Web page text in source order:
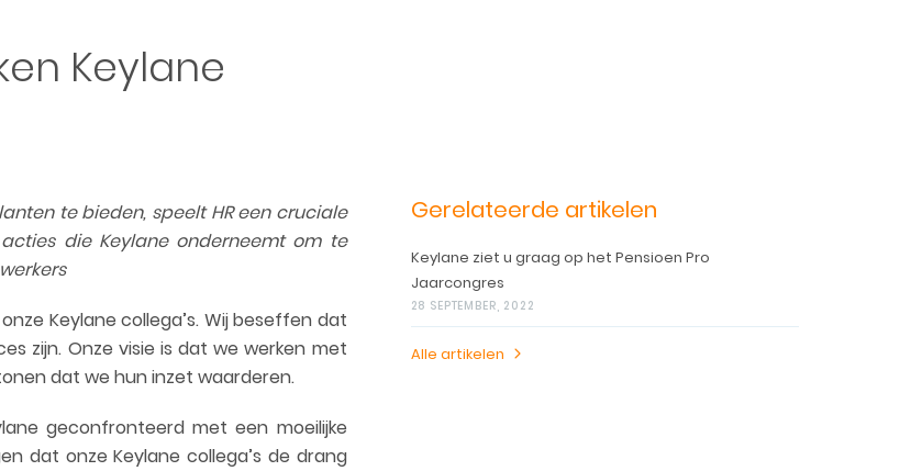
Keylane
te bieden, speelt HR een cruciale
die Keylane onderneemt om te
Keylane collega’s. Wij beseffen dat
zijn. Onze visie is dat we werken met
dat we hun inzet waarderen.
geconfronteerd met een moeilijke
dat onze Keylane collega’s de drang
Gerelateerde artikelen
Keylane ziet u graag op het Pensioen Pro
Jaarcongres
28 SEPTEMBER, 2022
Alle artikelen